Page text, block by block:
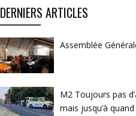
DERNIERS ARTICLES
Assemblée
M2 Toujours pas
mais jusqu’à quand